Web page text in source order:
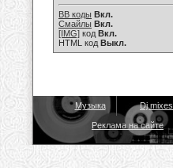
BB коды Вкл.
Смайлы Вкл.
[IMG] код Вкл.
HTML код Выкл.
Музыка Dj mixes
Реклама на сайте